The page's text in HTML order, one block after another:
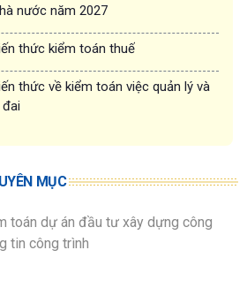
nước năm 2027
thức kiểm toán thuế
thức về kiểm toán việc quản lý và
MỤC